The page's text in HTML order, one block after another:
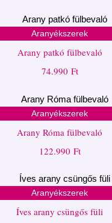
Aranyékszerek
Arany patkó fülbevaló
74.990 Ft
Aranyékszerek
Arany Róma fülbevaló
122.990 Ft
Aranyékszerek
Íves arany csüngős füli